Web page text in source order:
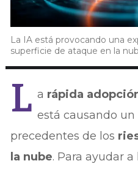
La IA está provocando una
superficie de ataque en la
L a rápida
está causando
precedentes de los
la nube. Para ayudar